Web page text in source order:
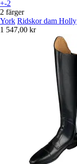
+-2
2 färger
York Ridskor dam Holly
1 547,00 kr